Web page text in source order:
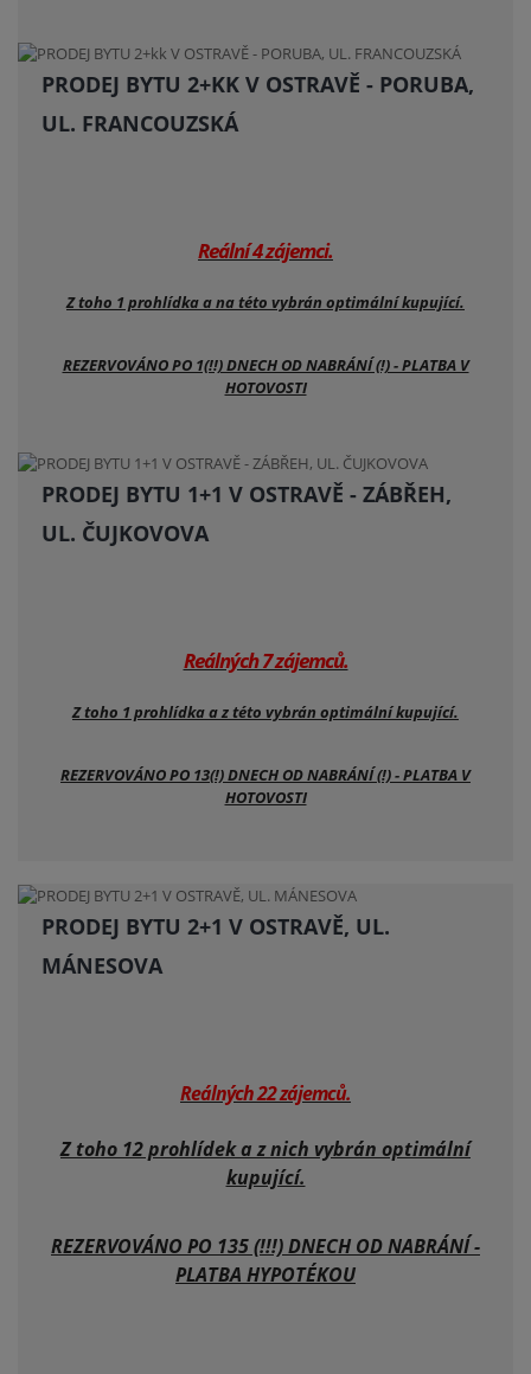
PRODEJ BYTU 2+KK V OSTRAVĚ - PORUBA,
UL. FRANCOUZSKÁ
Reální 4 zájemci.
Z toho 1 prohlídka a na této vybrán optimální kupující.
REZERVOVÁNO PO 1(!!) DNECH OD NABRÁNÍ (!) - PLATBA V
HOTOVOSTI
PRODEJ BYTU 1+1 V OSTRAVĚ - ZÁBŘEH,
UL. ČUJKOVOVA
Reálných 7 zájemců.
Z toho 1 prohlídka a z této vybrán optimální kupující.
REZERVOVÁNO PO 13(!) DNECH OD NABRÁNÍ (!) - PLATBA V
HOTOVOSTI
PRODEJ BYTU 2+1 V OSTRAVĚ, UL.
MÁNESOVA
Reálných 22 zájemců.
Z toho 12 prohlídek a z nich vybrán optimální
kupující.
REZERVOVÁNO PO 135 (!!!) DNECH OD NABRÁNÍ -
PLATBA HYPOTÉKOU